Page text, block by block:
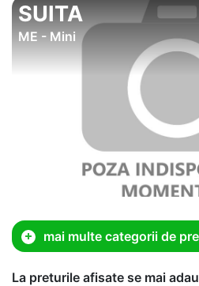
SUITA
ME - Mini
mai multe categorii de
La preturile afisate se mai